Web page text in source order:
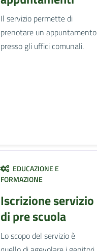
Il servizio permette di
prenotare un appuntamento
presso gli uffici comunali.
EDUCAZIONE E
FORMAZIONE
Iscrizione servizio
di pre scuola
Lo scopo del servizio è